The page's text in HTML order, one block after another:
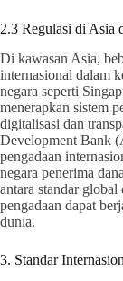
2.3 Regulasi di Asia
Di kawasan Asia,
internasional dalam
negara seperti
menerapkan sistem
digitalisasi dan
Development Bank
pengadaan
negara penerima
antara standar
pengadaan dapat
dunia.
3. Standar